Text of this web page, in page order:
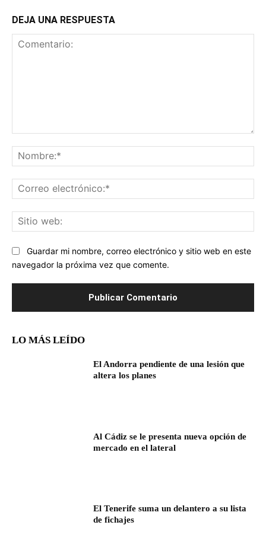
DEJA UNA RESPUESTA
Guardar mi nombre, correo electrónico y sitio web en este
navegador la próxima vez que comente.
LO MÁS LEÍDO
El Andorra pendiente de una lesión que
altera los planes
Al Cádiz se le presenta nueva opción de
mercado en el lateral
El Tenerife suma un delantero a su lista
de fichajes